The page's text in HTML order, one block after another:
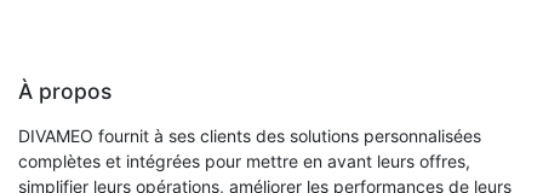
À propos
DIVAMEO fournit à ses clients des solutions personnalisées
complètes et intégrées pour mettre en avant leurs offres,
simplifier leurs opérations, améliorer les performances de leurs